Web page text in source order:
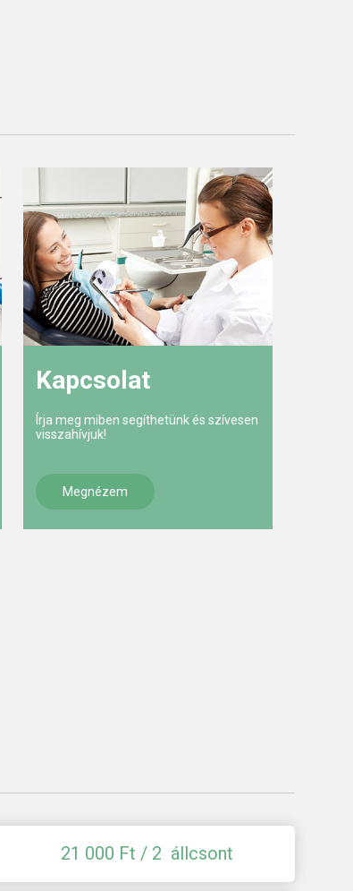
Kapcsolat
Írja meg miben segíthetünk és szívesen
visszahívjuk!
Megnézem
21 000 Ft / 2 állcsont